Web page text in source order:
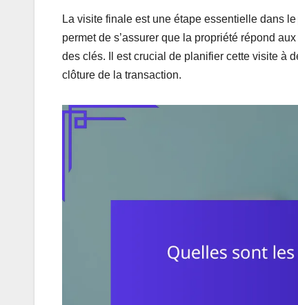
La visite finale est une étape essentielle dans
permet de s’assurer que la propriété répond
des clés. Il est crucial de planifier cette visite à
clôture de la transaction.